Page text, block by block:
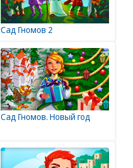
Сад Гномов 2
Сад Гномов. Новый год